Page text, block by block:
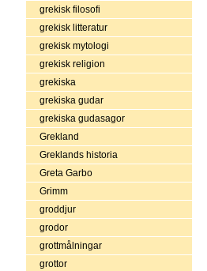
grekisk filosofi
grekisk litteratur
grekisk mytologi
grekisk religion
grekiska
grekiska gudar
grekiska gudasagor
Grekland
Greklands historia
Greta Garbo
Grimm
groddjur
grodor
grottmålningar
grottor